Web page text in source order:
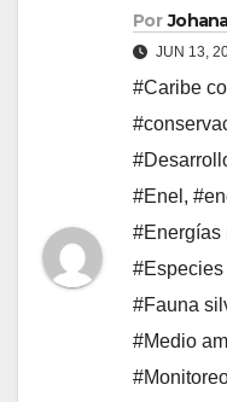
Por
JUN 13,
#Caribe
#Enel ,
#Energías
#Fauna
#Medio